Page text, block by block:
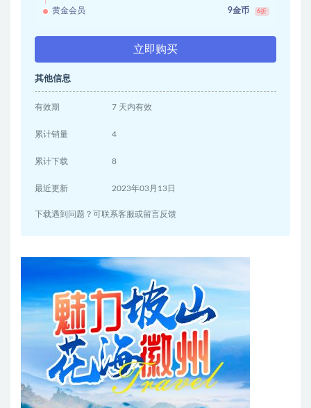
黄金会员 9金币 6折
立即购买
其他信息
有效期 7 天内有效
累计销量 4
累计下载 8
最近更新 2023年03月13日
下载遇到问题？可联系客服或留言反馈